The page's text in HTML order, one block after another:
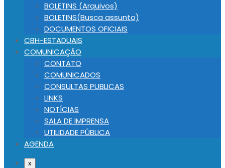
BOLETINS (Arquivos)
BOLETINS(Busca assunto)
DOCUMENTOS OFICIAIS
CBH-ESTADUAIS
COMUNICAÇÃO
CONTATO
COMUNICADOS
CONSULTAS PUBLICAS
LINKS
NOTÍCIAS
SALA DE IMPRENSA
UTILIDADE PÚBLICA
AGENDA
x